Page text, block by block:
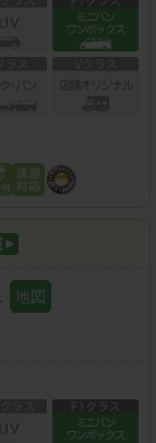
地図